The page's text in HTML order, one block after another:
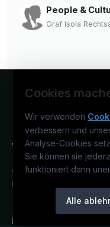
People &
Graf Isola
Cookies
Wir verwenden
verbessern und
Analyse-Cookies
Sie können sie
funktioniert dann
Alle
Österreichs juristisches
Ein Service der
jusjobs.at